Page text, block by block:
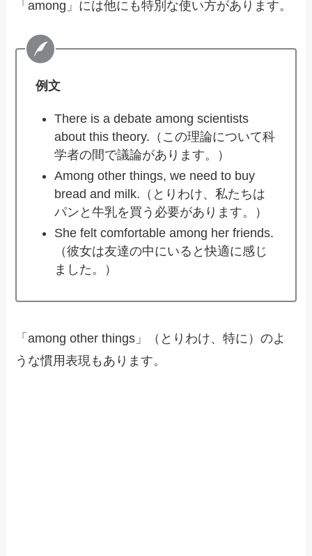
「among」には他にも特別な使い方があります。
例文
There is a debate among scientists
about this theory.（この理論について科
学者の間で議論があります。）
Among other things, we need to buy
bread and milk.（とりわけ、私たちは
パンと牛乳を買う必要があります。）
She felt comfortable among her friends.
（彼女は友達の中にいると快適に感じ
ました。）
「among other things」（とりわけ、特に）のよ
うな慣用表現もあります。